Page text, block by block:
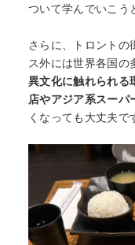
ついて学んでいこう
さらに、トロントの
ス外には世界各国の
異文化に触れられる
店やアジア系スーパ
くなっても大丈夫で